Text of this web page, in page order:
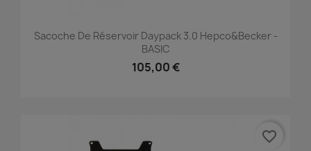
Sacoche De Réservoir Daypack 3.0 Hepco&Becker -
BASIC
105,00 €
favorite_border